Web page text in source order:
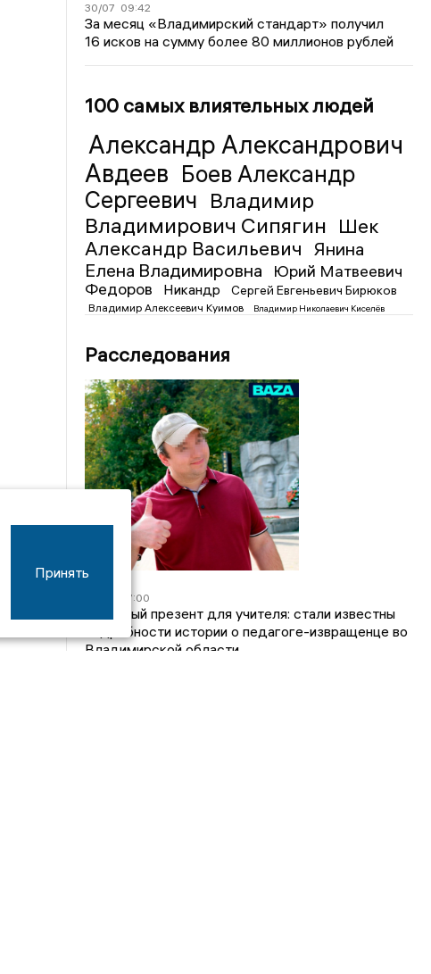
30/07 09:42
За месяц «Владимирский стандарт» получил
16 исков на сумму более 80 миллионов рублей
100 самых влиятельных людей
Александр Александрович
Авдеев Боев Александр
Сергеевич Владимир
Владимирович Сипягин Шек
Александр Васильевич
Янина
Елена Владимировна
Юрий Матвеевич
Федоров
Никандр Сергей Евгеньевич Бирюков
Владимир Алексеевич Куимов Владимир Николаевич Киселёв
Расследования
17:00
Странный презент для учителя: стали известны
подробности истории о педагоге-извращенце во
Владимирской области
Принять